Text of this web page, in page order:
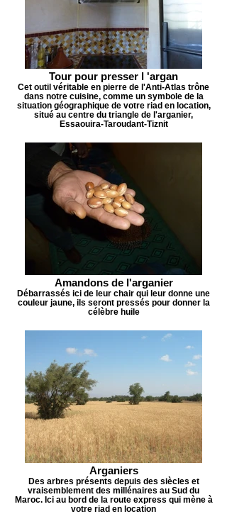
Tour pour presser l 'argan
Cet outil véritable en pierre de l'Anti-Atlas trône
dans notre cuisine, comme un symbole de la
situation géographique de votre riad en location,
situé au centre du triangle de l'arganier,
Essaouira-Taroudant-Tiznit
Amandons de l'arganier
Débarrassés ici de leur chair qui leur donne une
couleur jaune, ils seront pressés pour donner la
célèbre huile
Arganiers
Des arbres présents depuis des siècles et
vraisemblement des millénaires au Sud du
Maroc. Ici au bord de la route express qui mène à
votre riad en location